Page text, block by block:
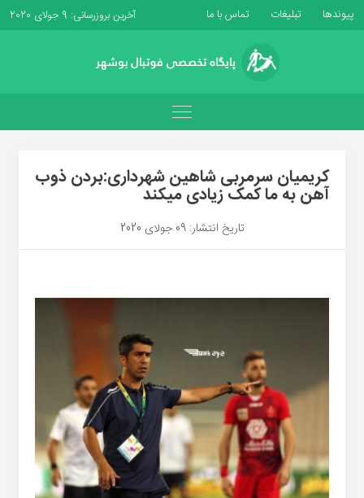
پیوندها تبلیغات تماس با ما آخرین بروزرسانی: 9 جولای 2020
کریمیان سرمربی شاهین شهرداری:بردن ذوب
آهن به ما کمک زیادی میکند
تاریخ انتشار: 09 جولای 2020